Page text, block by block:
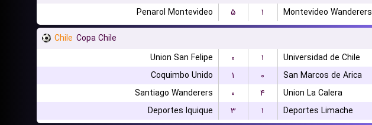
Penarol Montevideo
۵ ۱ Montevideo Wanderers
Chile Copa Chile
Union San Felipe
۰ ۱ Universidad de Chile
Coquimbo Unido
۱ ۰ San Marcos de Arica
Santiago Wanderers
۰ ۴ Union La Calera
Deportes Iquique
۳ ۱ Deportes Limache